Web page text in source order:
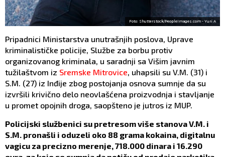
Foto: Shutterstock/PeopleImages.com - Yuri A
Pripadnici Ministarstva unutrašnjih poslova, Uprave
kriminalističke policije, Službe za borbu protiv
organizovanog kriminala, u saradnji sa Višim javnim
tužilaštvom iz Sremske Mitrovice, uhapsili su V.M. (31) i
S.M. (27) iz Inđije zbog postojanja osnova sumnje da su
izvršili krivično delo neovlašćena proizvodnja i stavljanje
u promet opojnih droga, saopšteno je jutros iz MUP.
Policijski službenici su pretresom više stanova V.M. i
S.M. pronašli i oduzeli oko 88 grama kokaina, digitalnu
vagicu za precizno merenje, 718.000 dinara i 16.290